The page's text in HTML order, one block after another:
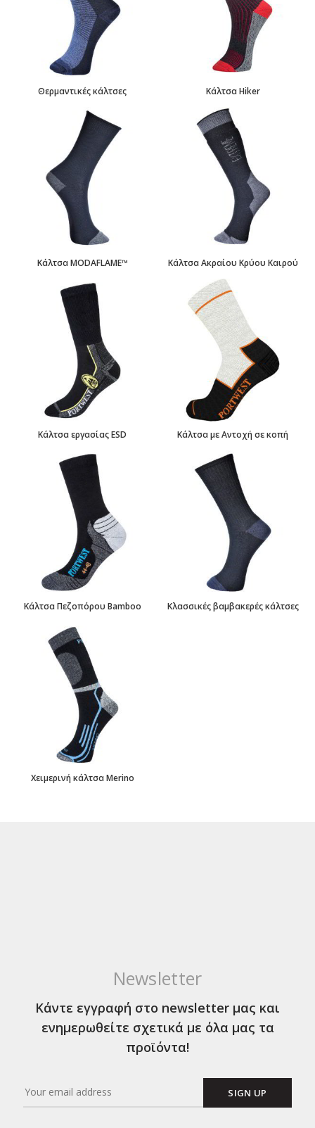
Θερμαντικές κάλτσες Κάλτσα Hiker
Κάλτσα MODAFLAME™ Κάλτσα Ακραίου Κρύου Καιρού
Κάλτσα εργασίας ESD Κάλτσα με Αντοχή σε κοπή
Κάλτσα Πεζοπόρου Bamboo Κλασσικές βαμβακερές κάλτσες
Χειμερινή κάλτσα Merino
Newsletter
Κάντε εγγραφή στο newsletter μας και
ενημερωθείτε σχετικά με όλα μας τα
προϊόντα!